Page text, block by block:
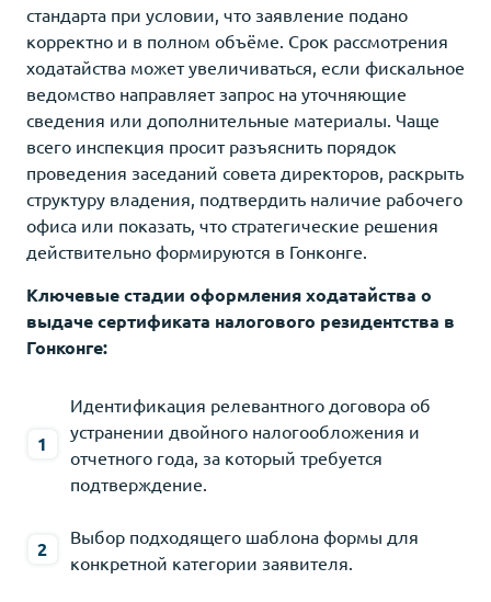
стандарта при условии, что заявление подано
корректно и в полном объёме. Срок рассмотрения
ходатайства может увеличиваться, если фискальное
ведомство направляет запрос на уточняющие
сведения или дополнительные материалы. Чаще
всего инспекция просит разъяснить порядок
проведения заседаний совета директоров, раскрыть
структуру владения, подтвердить наличие рабочего
офиса или показать, что стратегические решения
действительно формируются в Гонконге.
Ключевые стадии оформления ходатайства о
выдаче сертификата налогового резидентства в
Гонконге:
Идентификация релевантного договора об
устранении двойного налогообложения и
отчетного года, за который требуется
подтверждение.
Выбор подходящего шаблона формы для
конкретной категории заявителя.